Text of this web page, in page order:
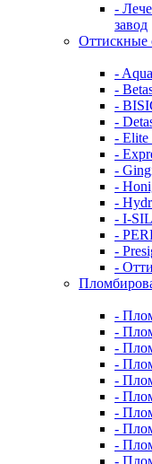
-
завод
Оттискные
-
-
-
-
- Elite
-
-
-
-
- I-
-
-
-
-
-
-
-
-
-
-
-
-